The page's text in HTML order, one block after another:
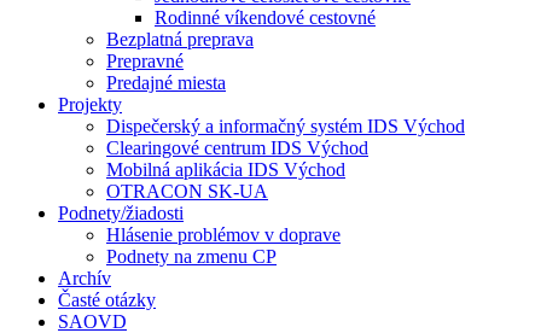
Rodinné víkendové cestovné
Bezplatná preprava
Prepravné
Predajné miesta
Projekty
Dispečerský a informačný systém IDS Východ
Clearingové centrum IDS Východ
Mobilná aplikácia IDS Východ
OTRACON SK-UA
Podnety/žiadosti
Hlásenie problémov v doprave
Podnety na zmenu CP
Archív
Časté otázky
SAOVD